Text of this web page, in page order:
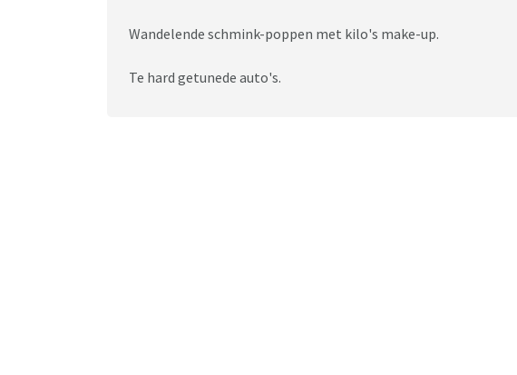
Wandelende schmink-poppen met kilo's make-up.
Te hard getunede auto's.